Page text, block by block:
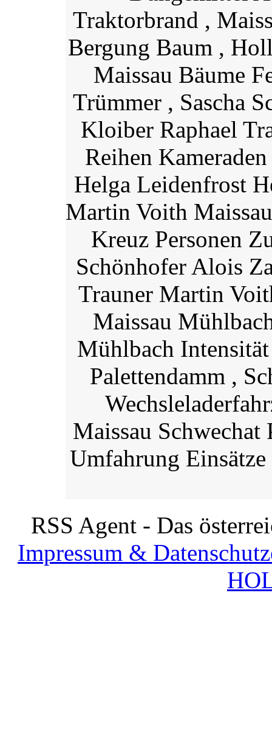
Traktorbrand ,
Bergung Baum ,
Maissau Bäume
Trümmer , Sascha
Kloiber Raphael
Reihen
Helga Leidenfrost
Martin Voith
Kreuz Personen
Schönhofer Alois
Trauner Martin
Maissau
Mühlbach
Palettendamm ,
Maissau Schwechat
Umfahrung
RSS Agent - Das
Impressum &